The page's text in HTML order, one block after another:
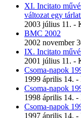
XI. Incitato
változat egy
2003 július 11. -
BMC 2002
2002 november
IX. Incitato
2001 július 11. -
Csoma-napok
1999 április 14. -
Csoma-napok
1998 április 14. -
Csoma-napok
1997 április 14. -